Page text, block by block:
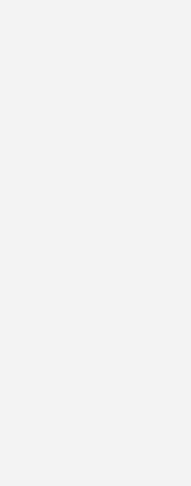
nutzen: Heizstäbe
technische Lö sungen wie
die direkte Umwandlung
in Warmwasser und tragen damit
und Dekarbonisierung bei. Im
von my-PV aus Oberösterreich,
Heizungswelt: Was
Abgleich